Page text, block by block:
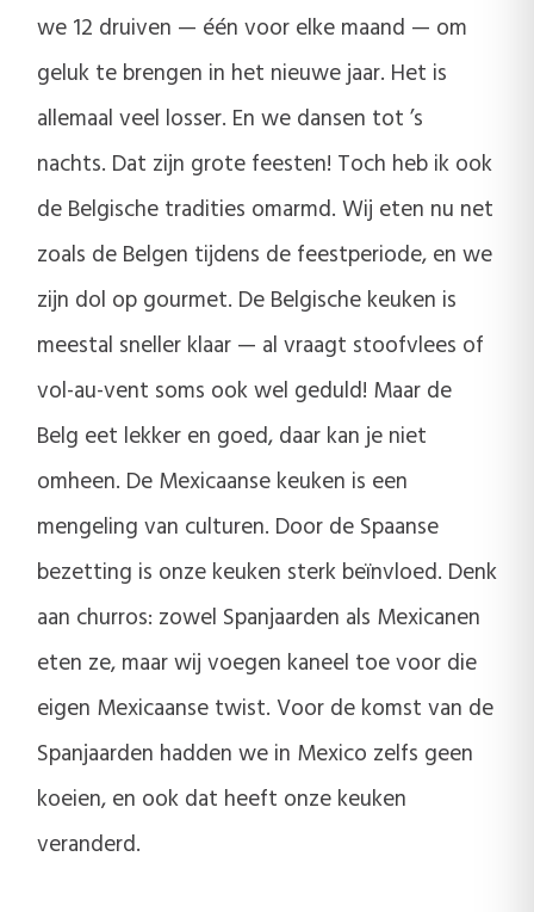
we 12 druiven — één voor elke maand — om
geluk te brengen in het nieuwe jaar. Het is
allemaal veel losser. En we dansen tot ’s
nachts. Dat zijn grote feesten! Toch heb ik ook
de Belgische tradities omarmd. Wij eten nu net
zoals de Belgen tijdens de feestperiode, en we
zijn dol op gourmet. De Belgische keuken is
meestal sneller klaar — al vraagt stoofvlees of
vol-au-vent soms ook wel geduld! Maar de
Belg eet lekker en goed, daar kan je niet
omheen. De Mexicaanse keuken is een
mengeling van culturen. Door de Spaanse
bezetting is onze keuken sterk beïnvloed. Denk
aan churros: zowel Spanjaarden als Mexicanen
eten ze, maar wij voegen kaneel toe voor die
eigen Mexicaanse twist. Voor de komst van de
Spanjaarden hadden we in Mexico zelfs geen
koeien, en ook dat heeft onze keuken
veranderd.